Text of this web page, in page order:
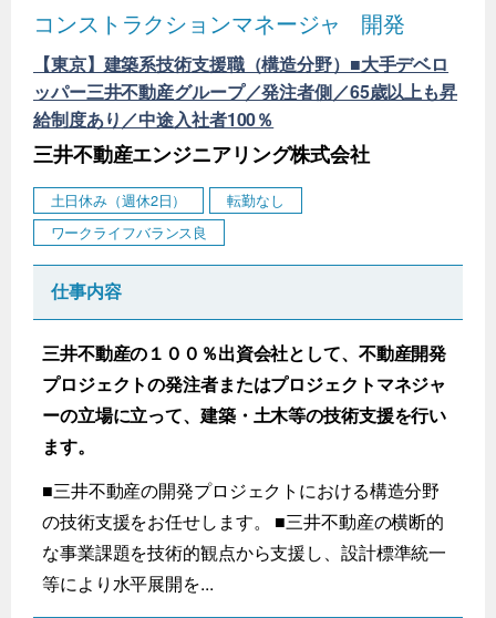
コンストラクションマネージャ
開発
【東京】建築系技術支援職（構造分野）■大手デベロ
ッパー三井不動産グループ／発注者側／65歳以上も昇
給制度あり／中途入社者100％
三井不動産エンジニアリング株式会社
土日休み（週休2日）
転勤なし
ワークライフバランス良
仕事内容
三井不動産の１００％出資会社として、不動産開発
プロジェクトの発注者またはプロジェクトマネジャ
ーの立場に立って、建築・土木等の技術支援を行い
ます。
■三井不動産の開発プロジェクトにおける構造分野
の技術支援をお任せします。 ■三井不動産の横断的
な事業課題を技術的観点から支援し、設計標準統一
等により水平展開を...